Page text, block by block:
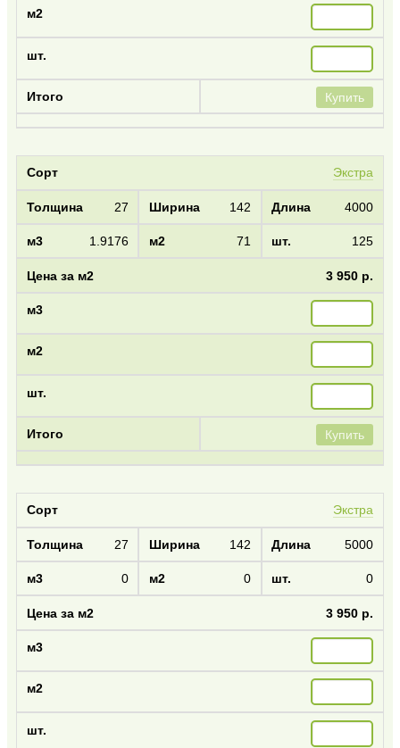
Купить
Экстра
27 142 4000
1.9176 71 125
3 950 р.
Купить
Экстра
27 142 5000
0 0 0
3 950 р.